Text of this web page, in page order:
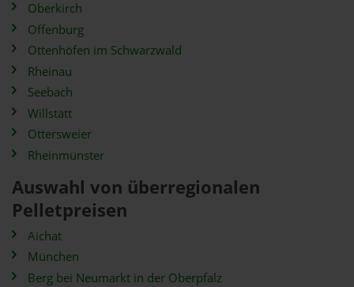
Oberkirch
Offenburg
Ottenhöfen im Schwarzwald
Rheinau
Seebach
Willstätt
Ottersweier
Rheinmünster
Auswahl von überregionalen
Pelletpreisen
Aichat
München
Berg bei Neumarkt in der Oberpfalz